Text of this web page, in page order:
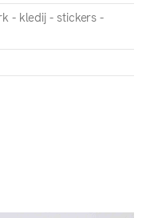
- kledij - stickers -